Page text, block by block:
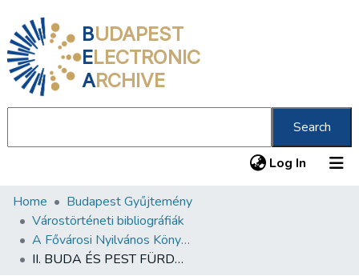
BUDAPEST
ELECTRONIC
ARCHIVE
Search
Log In (current)
Communities & Collections
All of DSpace
Statistics
Home
Budapest Gyűjtemény
Várostörténeti bibliográfiák
A Fővárosi Nyilvános Könyvtár Budapesti Gyűjteményének bibliográfiai munkálatai
II. BUDA ÉS PEST FÜRDŐINEK ÉS GYÓGYFORRÁSAINAK IRODALMA